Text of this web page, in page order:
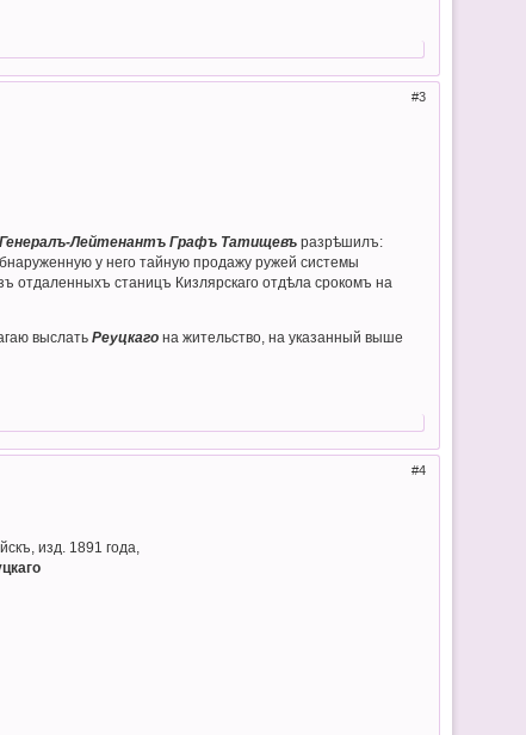
3
Генералъ-Лейтенантъ Графъ Татищевъ разрѣшилъ:
у него тайную продажу ружей системы
отдаленныхъ станицъ Кизлярскаго отдѣла срокомъ на
выслатьРеуцкаго на жительство, на указанный выше
4
изд. 1891 года,